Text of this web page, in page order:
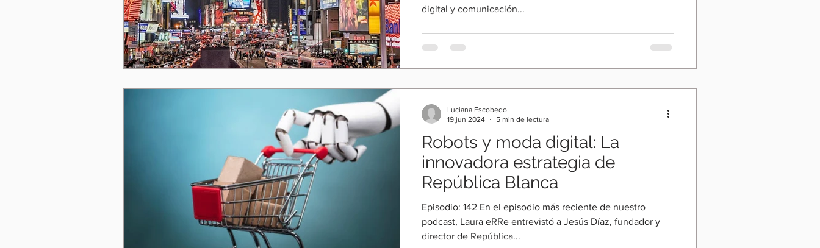
digital y comunicación...
Robots y moda digital: La
innovadora estrategia de
República Blanca
Episodio: 142 En el episodio más reciente de nuestro
podcast, Laura eRRe entrevistó a Jesús Díaz, fundador y
director de República...
Luciana Escobedo
19 jun 2024
5 min de lectura